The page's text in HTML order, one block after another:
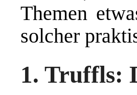
Themen
solcher
1. Truffls: